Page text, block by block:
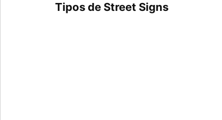
Tipos de Street Signs